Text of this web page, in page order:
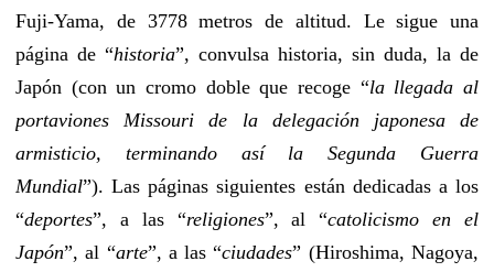
Fuji-Yama, de 3778 metros de altitud. Le sigue una
página de “historia”, convulsa historia, sin duda, la de
Japón (con un cromo doble que recoge “la llegada al
portaviones Missouri de la delegación japonesa de
armisticio, terminando así la Segunda Guerra
Mundial”). Las páginas siguientes están dedicadas a los
“deportes”, a las “religiones”, al “catolicismo en el
Japón”, al “arte”, a las “ciudades” (Hiroshima, Nagoya,